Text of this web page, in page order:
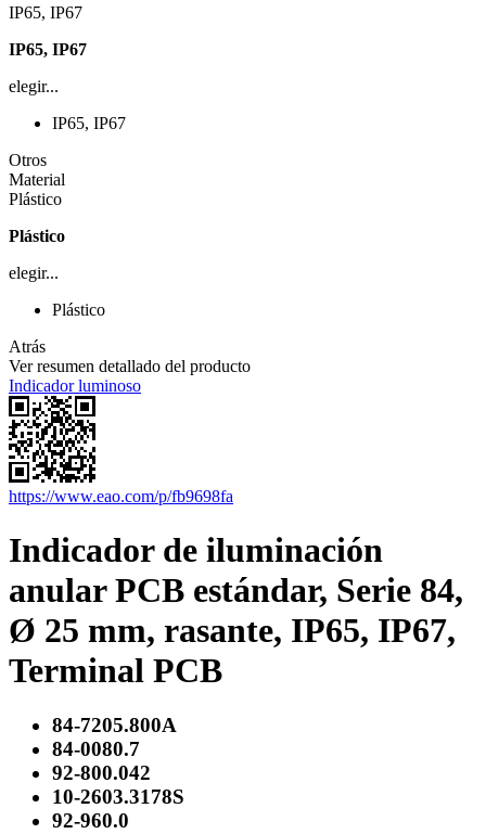
IP65, IP67
IP65, IP67
elegir...
IP65, IP67
Otros
Material
Plástico
Plástico
elegir...
Plástico
Atrás
Ver resumen detallado del producto
Indicador luminoso
https://www.eao.com/p/fb9698fa
Indicador de iluminación
anular PCB estándar, Serie 84,
Ø 25 mm, rasante, IP65, IP67,
Terminal PCB
84-7205.800A
84-0080.7
92-800.042
10-2603.3178S
92-960.0